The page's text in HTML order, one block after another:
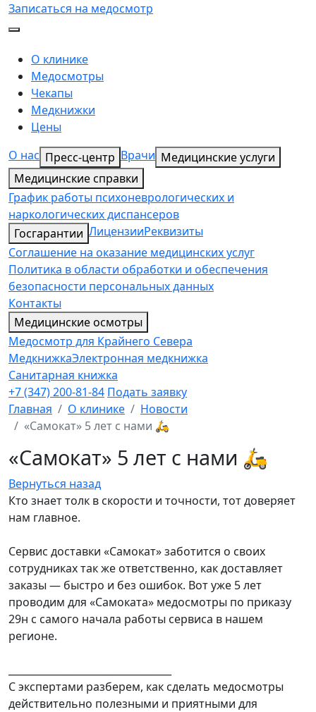
Записаться на медосмотр
О клинике
Медосмотры
Чекапы
Медкнижки
Цены
О нас Пресс-центр Врачи Медицинские услуги
Медицинские справки
График работы психоневрологических и
наркологических диспансеров
Госгарантии ЛицензииРеквизиты
Соглашение на оказание медицинских услуг
Политика в области обработки и обеспечения
безопасности персональных данных
Контакты
Медицинские осмотры
Медосмотр для Крайнего Севера
МедкнижкаЭлектронная медкнижка
Санитарная книжка
+7 (347) 200-81-84 Подать заявку
Главная
О клинике
Новости
«Самокат» 5 лет с нами 🛵
«Самокат» 5 лет с нами 🛵
Вернуться назад
Кто знает толк в скорости и точности, тот доверяет
нам главное.
Сервис доставки «Самокат» заботится о своих
сотрудниках так же ответственно, как доставляет
заказы — быстро и без ошибок. Вот уже 5 лет
проводим для «Самоката» медосмотры по приказу
29н с самого начала работы сервиса в нашем
регионе.
С экспертами разберем, как сделать медосмотры
действительно полезными и приятными для